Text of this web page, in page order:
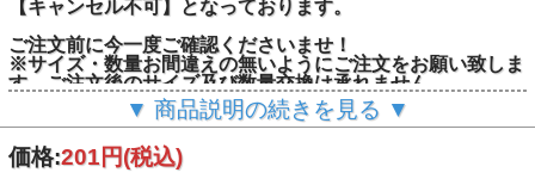
【キャンセル不可】となっております。
ご注文前に今一度ご確認くださいませ！
※サイズ・数量お間違えの無いようにご注文をお願い致しま
す。ご注文後のサイズ及び数量交換は承れません。
引張力に追従し、拡張部が開く「追従拡張機能」で安定した
強度を発揮
▼ 商品説明の続きを見る ▼
価格:201円(税込)